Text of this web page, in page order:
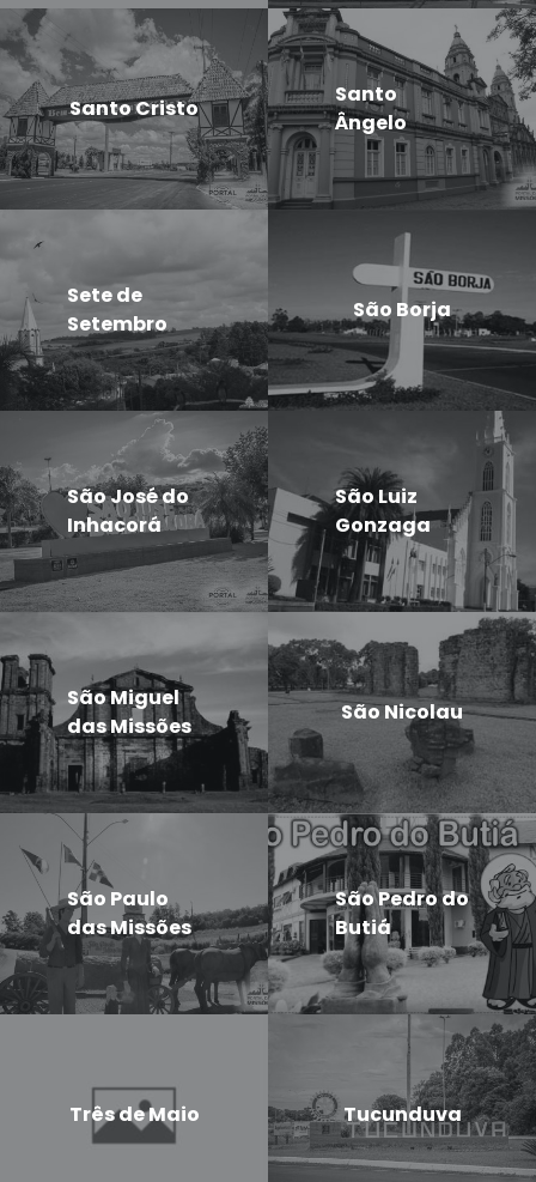
Santo Cristo
Santo
Ângelo
Sete de
Setembro
São Borja
São José do
Inhacorá
São Luiz
Gonzaga
São Miguel
das Missões
São Nicolau
São Paulo
das Missões
São Pedro do
Butiá
Três de Maio Tucunduva